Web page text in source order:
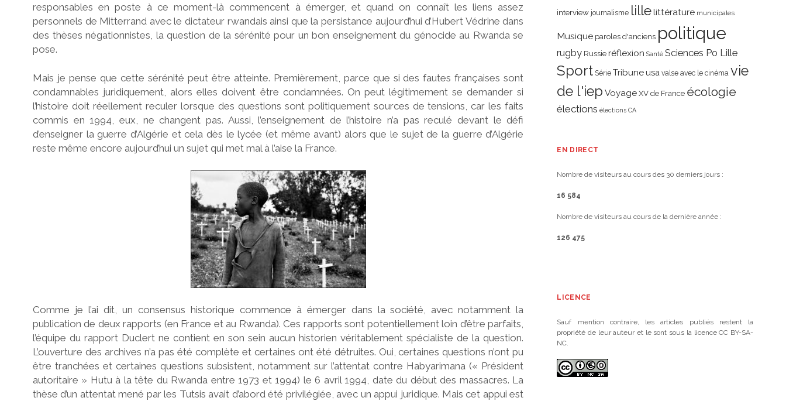
responsables en poste à ce moment-là commencent à émerger, et quand on connaît les liens assez
personnels de Mitterrand avec le dictateur rwandais ainsi que la persistance aujourd’hui d’Hubert Védrine dans
des thèses négationnistes, la question de la sérénité pour un bon enseignement du génocide au Rwanda se
pose.
Mais je pense que cette sérénité peut être atteinte. Premièrement, parce que si des fautes françaises sont
condamnables juridiquement, alors elles doivent être condamnées. On peut légitimement se demander si
l’histoire doit réellement reculer lorsque des questions sont politiquement sources de tensions, car les faits
commis en 1994, eux, ne changent pas. Aussi, l’enseignement de l’histoire n’a pas reculé devant le défi
d’enseigner la guerre d’Algérie et cela dès le lycée (et même avant) alors que le sujet de la guerre d’Algérie
reste même encore aujourd’hui un sujet qui met mal à l’aise la France.
Comme je l’ai dit, un consensus historique commence à émerger dans la société, avec notamment la
publication de deux rapports (en France et au Rwanda). Ces rapports sont potentiellement loin d’être parfaits,
l’équipe du rapport Duclert ne contient en son sein aucun historien véritablement spécialiste de la question.
L’ouverture des archives n’a pas été complète et certaines ont été détruites. Oui, certaines questions n’ont pu
être tranchées et certaines questions subsistent, notamment sur l’attentat contre Habyarimana (« Président
autoritaire » Hutu à la tête du Rwanda entre 1973 et 1994) le 6 avril 1994, date du début des massacres. La
thèse d’un attentat mené par les Tutsis avait d’abord été privilégiée, avec un appui juridique. Mais cet appui est
interview journalisme lillelittérature municipales
Musique paroles d'anciens politique
rugby Russie réflexion Santé Sciences Po Lille
Sport Série Tribune usa valse avec le cinéma vie
de l'iep Voyage XV de France écologie
élections élections CA
EN DIRECT
Nombre de visiteurs au cours des 30 derniers jours :
16 584
Nombre de visiteurs au cours de la dernière année :
126 475
LICENCE
Sauf mention contraire, les articles publiés restent la
propriété de leur auteur et le sont sous la licence CC BY-SA-
NC.